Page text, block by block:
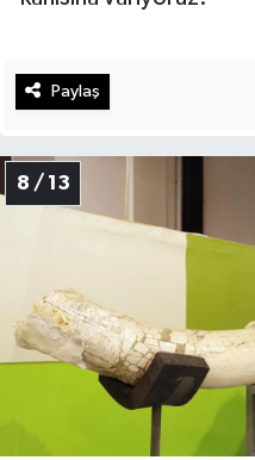
Paylaş
8 / 13